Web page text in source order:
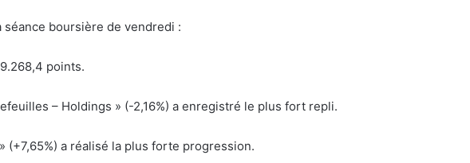
boursière de vendredi :
points.
– Holdings » (-2,16%) a enregistré le plus fort repli.
(+7,65%) a réalisé la plus forte progression.